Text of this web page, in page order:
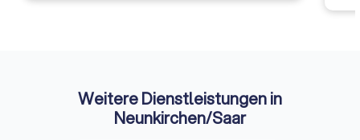
Weitere Dienstleistungen in
Neunkirchen/Saar